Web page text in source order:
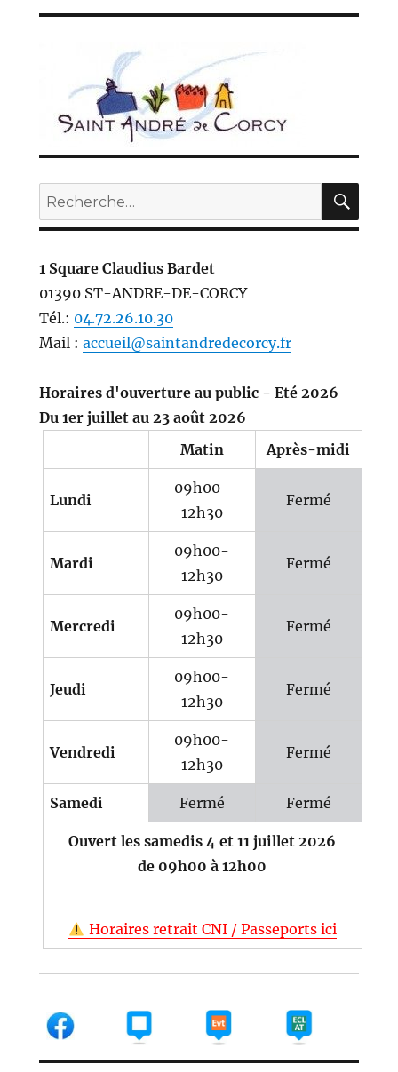
Recherche
pour :
1 Square Claudius Bardet
01390 ST-ANDRE-DE-CORCY
Tél.: 04.72.26.10.30
Mail : accueil@saintandredecorcy.fr
Horaires d'ouverture au public - Eté 2026
Du 1er juillet au 23 août 2026
Matin
Après-midi
Lundi
09h00-
12h30
Fermé
Mardi
09h00-
12h30
Fermé
Mercredi
09h00-
12h30
Fermé
Jeudi
09h00-
12h30
Fermé
Vendredi
09h00-
12h30
Fermé
Samedi Fermé Fermé
Ouvert les samedis 4 et 11 juillet 2026
de 09h00 à 12h00
Horaires retrait CNI / Passeports ici